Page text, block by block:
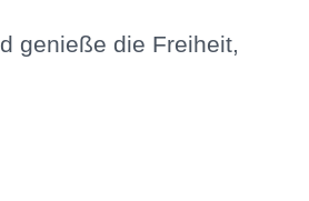
genieße die Freiheit,